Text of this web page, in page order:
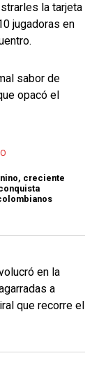
la tarjeta
jugadoras en
sabor de
opacó el
creciente
en la
a
que recorre el